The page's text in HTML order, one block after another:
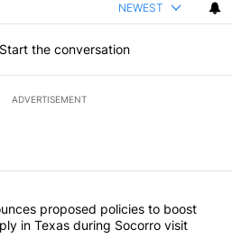
NEWEST
Start the conversation
ADVERTISEMENT
the most commented articles in the last
announces proposed policies to
proposed policies to boost
in Texas during Socorro visit